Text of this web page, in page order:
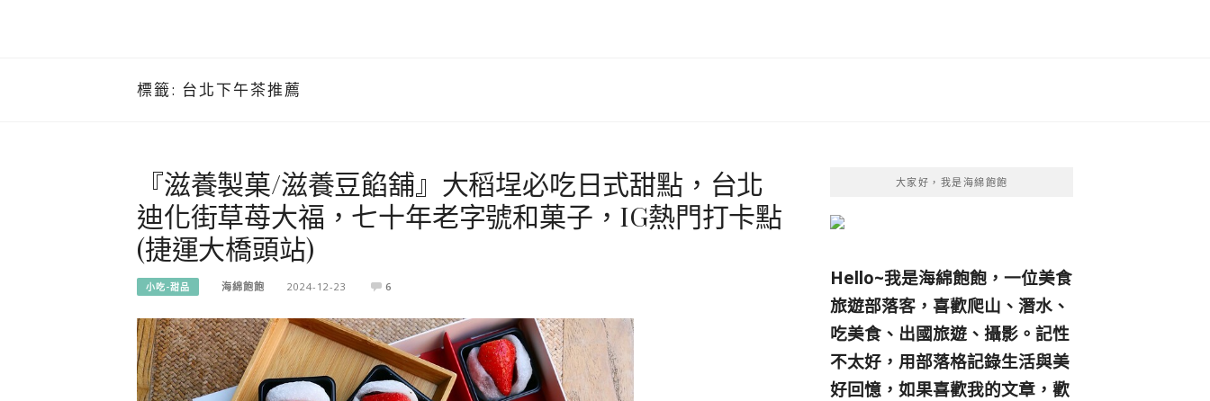
標籤: 台北下午茶推薦
『滋養製菓/滋養豆餡舖』大稻埕必吃日式甜點，台北
迪化街草苺大福，七十年老字號和菓子，IG熱門打卡點
(捷運大橋頭站)
小吃-甜品 海綿飽飽 2024-12-23 6
大家好，我是海綿飽飽
Hello~我是海綿飽飽，一位美食
旅遊部落客， 喜歡爬山、潛水、
吃美食、出國旅遊、攝影。 記性
不太好，用部落格記錄生活與美
好回憶， 如果喜歡我的文章，歡